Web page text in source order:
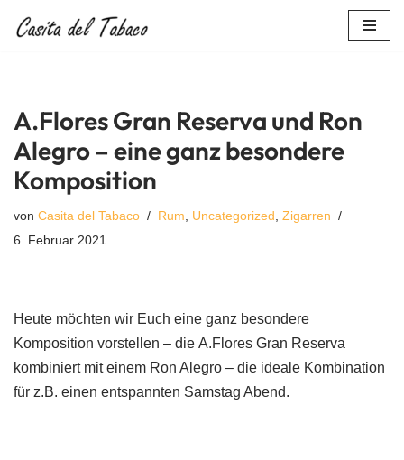
A.Flores Gran Reserva und Ron
Alegro – eine ganz besondere
Komposition
von Casita del Tabaco Rum Uncategorized Zigarren
6. Februar 2021
Heute möchten wir Euch eine ganz besondere
Komposition vorstellen – die A.Flores Gran Reserva
kombiniert mit einem Ron Alegro – die ideale Kombination
für z.B. einen entspannten Samstag Abend.